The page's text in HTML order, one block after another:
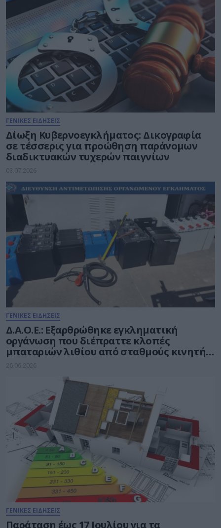
ΓΕΝΙΚΕΣ ΕΙΔΗΣΕΙΣ
Δίωξη Κυβερνοεγκλήματος: Δικογραφία
σε τέσσερις για προώθηση παράνομων
διαδικτυακών τυχερών παιγνίων
03.07.2026
ΓΕΝΙΚΕΣ ΕΙΔΗΣΕΙΣ
Δ.Α.Ο.Ε.: Εξαρθρώθηκε εγκληματική
οργάνωση που διέπραττε κλοπές
μπαταριών λιθίου από σταθμούς κινητής
τηλεφωνίας
26.06.2026
ΓΕΝΙΚΕΣ ΕΙΔΗΣΕΙΣ
Παράταση έως 17 Ιουλίου για τα